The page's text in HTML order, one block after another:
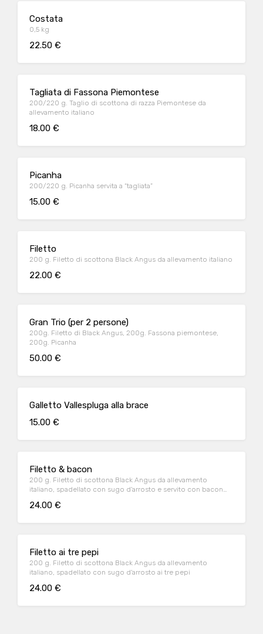
Costata
0,5 kg
22.50 €
Tagliata di Fassona Piemontese
200/220 g. Taglio di scottona di razza Piemontese da
allevamento italiano
18.00 €
Picanha
200/220 g. Picanha servita a “tagliata”
15.00 €
Filetto
200 g. Filetto di scottona Black Angus da allevamento italiano
22.00 €
Gran Trio (per 2 persone)
200g. Filetto di Black Angus, 200g. Fassona piemontese,
200g. Picanha
50.00 €
Galletto Vallespluga alla brace
15.00 €
Filetto & bacon
200 g. Filetto di scottona Black Angus da allevamento
italiano, spadellato con sugo d'arrosto e servito con bacon
24.00 €
Filetto ai tre pepi
200 g. Filetto di scottona Black Angus da allevamento
italiano, spadellato con sugo d'arrosto ai tre pepi
24.00 €